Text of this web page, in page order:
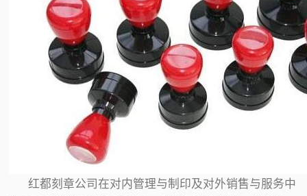
红都刻章公司在对内管理与制印及对外销售与服务中